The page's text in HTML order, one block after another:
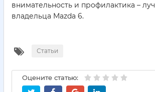
внимательность и профилактика –
владельца Mazda 6.
Статьи
Оцените статью: